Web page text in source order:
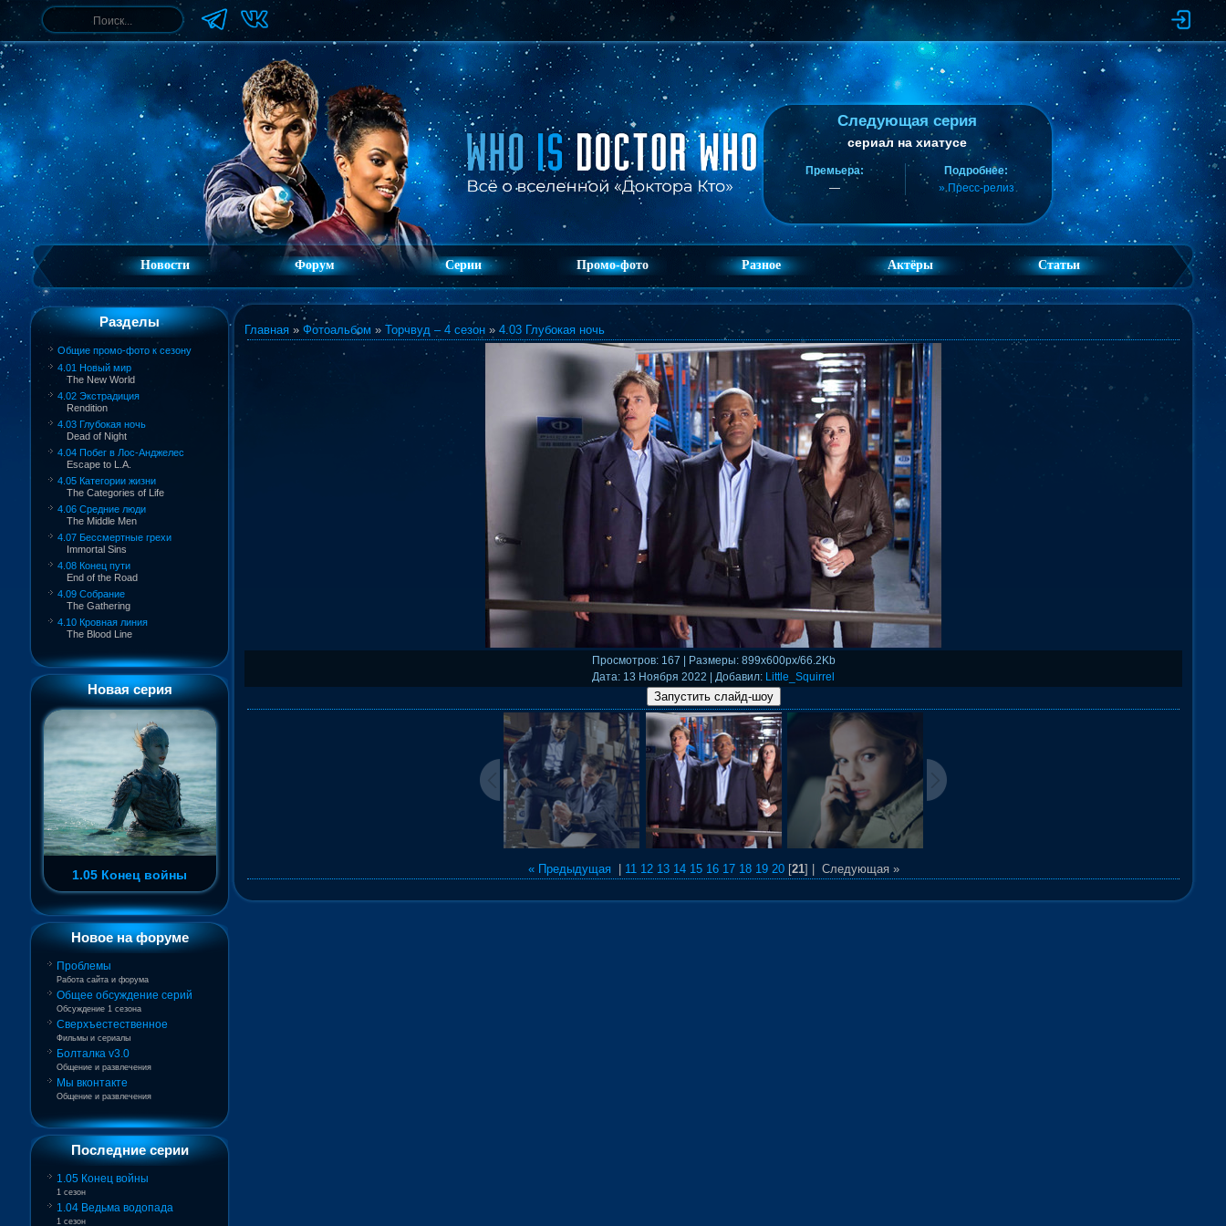
Следующая серия
сериал на хиатусе
Премьера:
—
Подробнее:
» Пресс-релиз
Новости Форум Серии Промо-фото Разное Актёры Статьи
Разделы
Общие промо-фото к сезону
4.01 Новый мир
The New World
4.02 Экстрадиция
Rendition
4.03 Глубокая ночь
Dead of Night
4.04 Побег в Лос-Анджелес
Escape to L.A.
4.05 Категории жизни
The Categories of Life
4.06 Средние люди
The Middle Men
4.07 Бессмертные грехи
Immortal Sins
4.08 Конец пути
End of the Road
4.09 Собрание
The Gathering
4.10 Кровная линия
The Blood Line
Новая серия
1.05 Конец войны
Новое на форуме
Проблемы
Работа сайта и форума
Общее обсуждение серий
Обсуждение 1 сезона
Сверхъестественное
Фильмы и сериалы
Болталка v3.0
Общение и развлечения
Мы вконтакте
Общение и развлечения
Последние серии
1.05 Конец войны
1 сезон
1.04 Ведьма водопада
1 сезон
Главная » Фотоальбом » Торчвуд – 4 сезон » 4.03 Глубокая ночь
Просмотров: 167 | Размеры: 899x600px/66.2Kb
Дата: 13 Ноября 2022 | Добавил: Little_Squirrel
« Предыдущая| 11 12 13 14 15 16 17 18 19 20[21] | Следующая »